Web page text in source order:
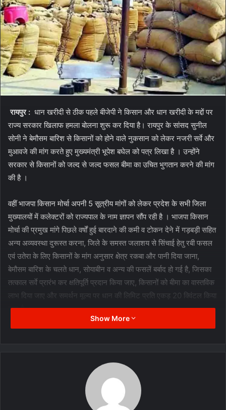
रायपुर : धान खरीदी से ठीक पहले बीजेपी ने किसान और धान खरीदी के मद्दों पर
राज्य सरकार खिलाफ हमला बोलना शुरू कर दिया है। रायपुर के सांसद सुनील
सोनी ने बेमौसम बारिश से किसानों को होने वाले नुकसान को लेकर नजरी सर्वे और
मुआवजे की मांग करते हुए मुख्यमंत्री भूपेश बघेल को पत्र लिखा है । उन्होंने
सरकार से किसानों को जल्द से जल्द फसल बीमा का उचित भुगतान करने की मांग
की है ।
वहीं भाजपा किसान मोर्चा अपनी 5 सूत्रीय मांगों को लेकर प्रदेश के सभी जिला
मुख्यालयों में कलेक्टरों को राज्यपाल के नाम ज्ञापन सौंप रही है । भाजपा किसान
मोर्चा की प्रमुख मांगे पिछले वर्षों हुई बारदाने की कमी व टोकन देने में गड़बड़ी सहित
अन्य अव्यवस्था दुरूस्त करना, जिले के समस्त जलाशय से सिंचाई हेतु रबी फसल
एवं उतेरा के लिए किसानों के मांग अनुसार क्षेत्र रकबा और पानी दिया जाना,
बेमौसम बारिश के चलते धान, सोयाबीन व अन्य की फसलें बर्बाद हो गई है, जिसका
तत्काल सर्वे प्रारंभ कर क्षतिपूर्ति प्रदान किया जाए, किसानों को बीमा का वास्तविक
लाभ दिया जाए और समर्थन मूल्य पर धान की लिमिट प्रति एकड़ 20 क्विंटल किया
जाए है ।
इस पर केबिनेट मंत्री रविंद्र चौबे ने कहा कि हमारे शासनकाल में किसान खुश हैं
एक नवंबर से हम एक करोड़ मीट्रिक टन धान की खरीदी शुरू कर रहे हैं ।
किसानों को किसी प्रकार की कोई तकलीफ नहीं है। केवल भारतीय जनता पार्टी को
Show More